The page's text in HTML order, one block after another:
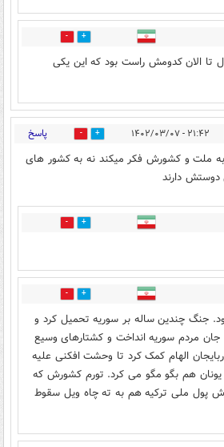
0
تا الان کدومش راست بود که این یکی
۲۱:۴۲ - ۱۴۰۲/۰۳/۰۷ 13 پاسخ
ملت و کشورش فکر میکند نه به کشور های
دارند
12
1
جنگ چندین ساله بر سوریه تحمیل کرد و
جان مردم سوریه انداخت و کشتارهای وسیع
الهام کمک کرد تا وحشت افکنی علیه
یونان هم بگو مگو می کرد. تورم کشورش که
پول ملی ترکیه هم به ته چاه ویل سقوط